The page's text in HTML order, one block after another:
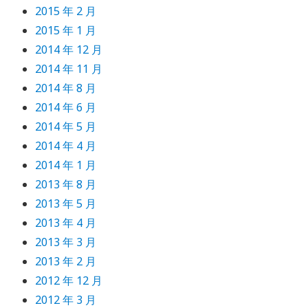
2015 年 2 月
2015 年 1 月
2014 年 12 月
2014 年 11 月
2014 年 8 月
2014 年 6 月
2014 年 5 月
2014 年 4 月
2014 年 1 月
2013 年 8 月
2013 年 5 月
2013 年 4 月
2013 年 3 月
2013 年 2 月
2012 年 12 月
2012 年 3 月